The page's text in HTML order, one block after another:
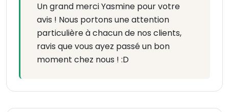
Un grand merci Yasmine pour votre
avis ! Nous portons une attention
particulière à chacun de nos clients,
ravis que vous ayez passé un bon
moment chez nous ! :D